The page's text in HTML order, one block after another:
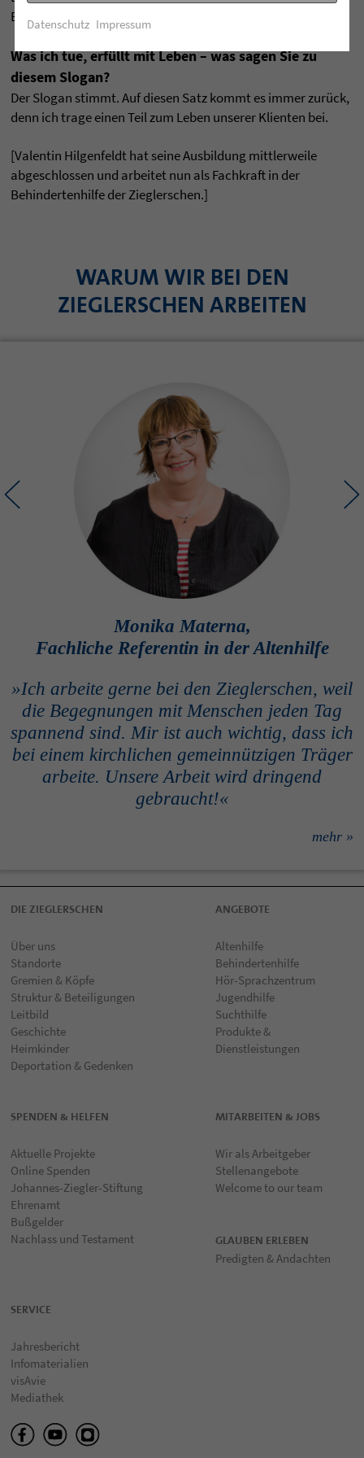
Bereichen fachlich vertiefen.
Was ich tue, erfüllt mit Leben – was sagen Sie zu
diesem Slogan?
Der Slogan stimmt. Auf diesen Satz kommt es immer zurück,
denn ich trage einen Teil zum Leben unserer Klienten bei.
[Valentin Hilgenfeldt hat seine Ausbildung mittlerweile
abgeschlossen und arbeitet nun als Fachkraft in der
Behindertenhilfe der Zieglerschen.]
WARUM WIR BEI DEN
ZIEGLERSCHEN ARBEITEN
Monika Materna,
Fachliche Referentin in der Altenhilfe
»Ich arbeite gerne bei den Zieglerschen, weil
die Begeg­nungen mit Menschen jeden Tag
spannend sind. Mir ist auch wichtig, dass ich
bei einem kirch­lichen gemein­nützigen Träger
arbeite. Unsere Arbeit wird dringend
gebraucht!«
mehr »
DIE ZIEGLERSCHEN
Über uns
Standorte
Gremien & Köpfe
Struktur & Beteiligungen
Leitbild
Geschichte
Heimkinder
Deportation & Gedenken
ANGEBOTE
Altenhilfe
Behindertenhilfe
Hör-Sprachzentrum
Jugendhilfe
Suchthilfe
Produkte &
Dienstleistungen
SPENDEN & HELFEN
Aktuelle Projekte
Online Spenden
Johannes-Ziegler-Stiftung
Ehrenamt
Bußgelder
Nachlass und Testament
MITARBEITEN & JOBS
Wir als Arbeitgeber
Stellenangebote
Welcome to our team
GLAUBEN ERLEBEN
Predigten & Andachten
SERVICE
Jahresbericht
Infomaterialien
visAvie
Mediathek
Datenschutz Impressum